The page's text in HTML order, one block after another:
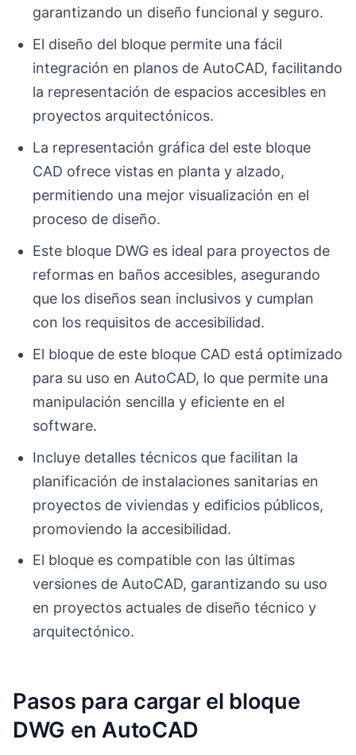
garantizando un diseño funcional y seguro.
El diseño del bloque permite una fácil
integración en planos de AutoCAD, facilitando
la representación de espacios accesibles en
proyectos arquitectónicos.
La representación gráfica del este bloque
CAD ofrece vistas en planta y alzado,
permitiendo una mejor visualización en el
proceso de diseño.
Este bloque DWG es ideal para proyectos de
reformas en baños accesibles, asegurando
que los diseños sean inclusivos y cumplan
con los requisitos de accesibilidad.
El bloque de este bloque CAD está optimizado
para su uso en AutoCAD, lo que permite una
manipulación sencilla y eficiente en el
software.
Incluye detalles técnicos que facilitan la
planificación de instalaciones sanitarias en
proyectos de viviendas y edificios públicos,
promoviendo la accesibilidad.
El bloque es compatible con las últimas
versiones de AutoCAD, garantizando su uso
en proyectos actuales de diseño técnico y
arquitectónico.
Pasos para cargar el bloque
DWG en AutoCAD